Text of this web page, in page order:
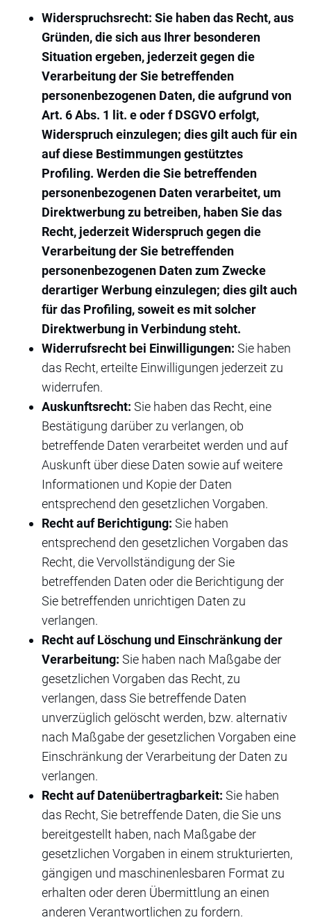
Widerspruchsrecht: Sie haben das Recht, aus
Gründen, die sich aus Ihrer besonderen
Situation ergeben, jederzeit gegen die
Verarbeitung der Sie betreffenden
personenbezogenen Daten, die aufgrund von
Art. 6 Abs. 1 lit. e oder f DSGVO erfolgt,
Widerspruch einzulegen; dies gilt auch für ein
auf diese Bestimmungen gestütztes
Profiling. Werden die Sie betreffenden
personenbezogenen Daten verarbeitet, um
Direktwerbung zu betreiben, haben Sie das
Recht, jederzeit Widerspruch gegen die
Verarbeitung der Sie betreffenden
personenbezogenen Daten zum Zwecke
derartiger Werbung einzulegen; dies gilt auch
für das Profiling, soweit es mit solcher
Direktwerbung in Verbindung steht.
Widerrufsrecht bei Einwilligungen: Sie haben
das Recht, erteilte Einwilligungen jederzeit zu
widerrufen.
Auskunftsrecht: Sie haben das Recht, eine
Bestätigung darüber zu verlangen, ob
betreffende Daten verarbeitet werden und auf
Auskunft über diese Daten sowie auf weitere
Informationen und Kopie der Daten
entsprechend den gesetzlichen Vorgaben.
Recht auf Berichtigung: Sie haben
entsprechend den gesetzlichen Vorgaben das
Recht, die Vervollständigung der Sie
betreffenden Daten oder die Berichtigung der
Sie betreffenden unrichtigen Daten zu
verlangen.
Recht auf Löschung und Einschränkung der
Verarbeitung: Sie haben nach Maßgabe der
gesetzlichen Vorgaben das Recht, zu
verlangen, dass Sie betreffende Daten
unverzüglich gelöscht werden, bzw. alternativ
nach Maßgabe der gesetzlichen Vorgaben eine
Einschränkung der Verarbeitung der Daten zu
verlangen.
Recht auf Datenübertragbarkeit: Sie haben
das Recht, Sie betreffende Daten, die Sie uns
bereitgestellt haben, nach Maßgabe der
gesetzlichen Vorgaben in einem strukturierten,
gängigen und maschinenlesbaren Format zu
erhalten oder deren Übermittlung an einen
anderen Verantwortlichen zu fordern.